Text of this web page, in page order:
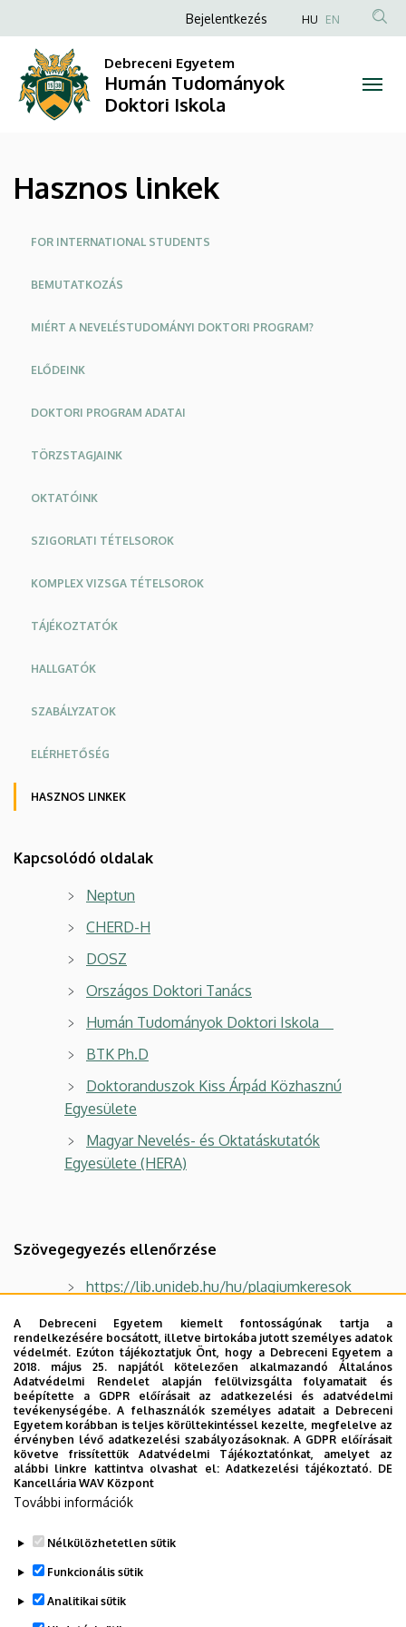
linkek
Humán
Tudományok
Doktori
Iskola
a
tartalomra
Anonim
fiók
menüje
Bejelentkezés HU EN
Debreceni Egyetem
Humán Tudományok
Doktori Iskola
Hasznos linkek
Oldalmenü
FOR INTERNATIONAL STUDENTS
BEMUTATKOZÁS
MIÉRT A NEVELÉSTUDOMÁNYI DOKTORI PROGRAM?
ELŐDEINK
DOKTORI PROGRAM ADATAI
TÖRZSTAGJAINK
OKTATÓINK
SZIGORLATI TÉTELSOROK
KOMPLEX VIZSGA TÉTELSOROK
TÁJÉKOZTATÓK
HALLGATÓK
SZABÁLYZATOK
ELÉRHETŐSÉG
HASZNOS LINKEK
Kapcsolódó oldalak
Neptun
CHERD-H
DOSZ
Országos Doktori Tanács
Humán Tudományok Doktori Iskola
BTK Ph.D
Doktoranduszok Kiss Árpád Közhasznú
Egyesülete
Magyar Nevelés- és Oktatáskutatók
Egyesülete (HERA)
Szövegegyezés ellenőrzése
https://lib.unideb.hu/hu/plagiumkeresok
Doktori program közösségi oldala
Facebook
Legutóbbi frissítés: 2025. 10. 20. 11:46
A Debreceni Egyetem kiemelt fontosságúnak tartja a
rendelkezésére bocsátott, illetve birtokába jutott személyes adatok
védelmét. Ezúton tájékoztatjuk Önt, hogy a Debreceni Egyetem a
2018. május 25. napjától kötelezően alkalmazandó Általános
Adatvédelmi Rendelet alapján felülvizsgálta folyamatait és
beépítette a GDPR előírásait az adatkezelési és adatvédelmi
tevékenységébe. A felhasználók személyes adatait a Debreceni
Egyetem korábban is teljes körültekintéssel kezelte, megfelelve az
érvényben lévő adatkezelési szabályozásoknak. A GDPR előírásait
követve frissítettük Adatvédelmi Tájékoztatónkat, amelyet az
alábbi linkre kattintva olvashat el:Adatkezelési tájékoztató. DE
Kancellária WAV Központ
További információk
Nélkülözhetetlen sütik
Funkcionális sütik
Analitikai sütik